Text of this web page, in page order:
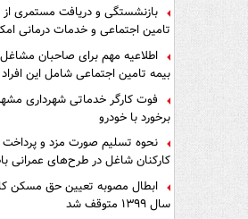
بازنشستگی و دریافت مستمری
تامین اجتماعی و خدمات درمانی
است ؟
اطلاعیه مهم برای صاحبان
بیمه تامین اجتماعی شامل این
شودفوت کارگر خدماتی شهرداری
برخورد با خودرو
نحوه تسلیم صورت مزد و
کارکنان شاغل در طرح‌های عمرانی
ابطال مصوبه تعیین حق مسکن
سال ۱۳۹۹ متوقف شد